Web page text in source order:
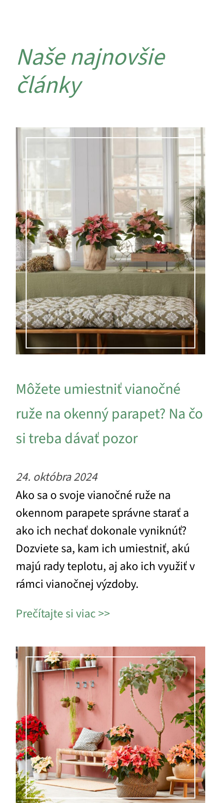
Naše najnovšie
články
Môžete umiestniť vianočné
ruže na okenný parapet? Na čo
si treba dávať pozor
24. októbra 2024
Ako sa o svoje vianočné ruže na
okennom parapete správne starať a
ako ich nechať dokonale vyniknúť?
Dozviete sa, kam ich umiestniť, akú
majú rady teplotu, aj ako ich využiť v
rámci vianočnej výzdoby.
Prečítajte si viac